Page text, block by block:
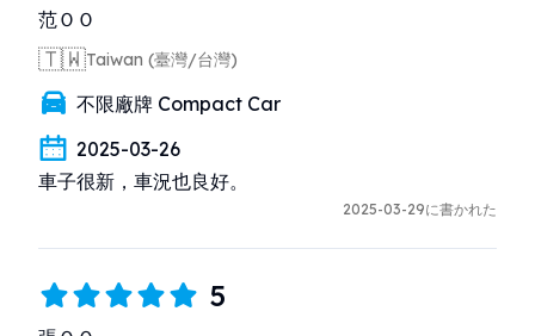
范ＯＯ
🇹🇼Taiwan (臺灣/台灣)
不限廠牌 Compact Car
2025-03-26
車子很新，車況也良好。
2025-03-29に書かれた
5